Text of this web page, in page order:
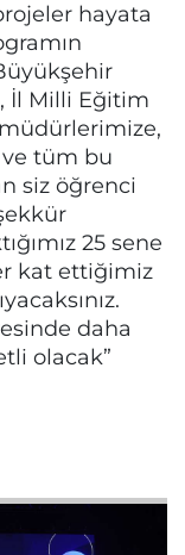
hayata
İl Milli Eğitim
tüm bu
siz öğrenci
25 sene
kat ettiğimiz
daha
olacak”